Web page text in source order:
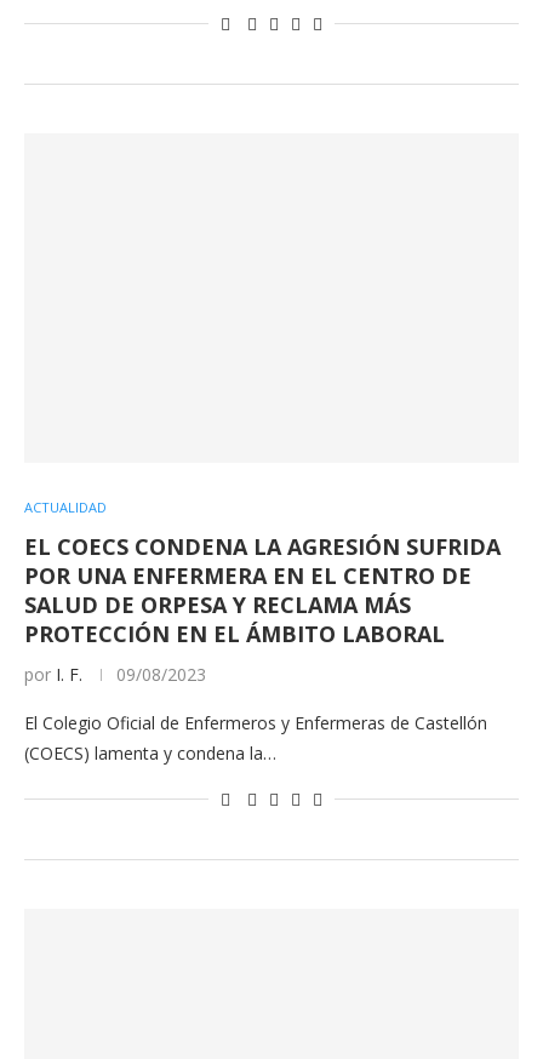
ACTUALIDAD
EL COECS CONDENA LA AGRESIÓN SUFRIDA
POR UNA ENFERMERA EN EL CENTRO DE
SALUD DE ORPESA Y RECLAMA MÁS
PROTECCIÓN EN EL ÁMBITO LABORAL
por I. F. 09/08/2023
El Colegio Oficial de Enfermeros y Enfermeras de Castellón
(COECS) lamenta y condena la…